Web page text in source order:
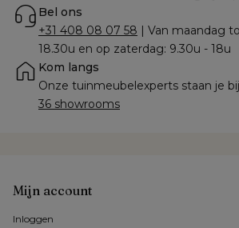
Bel ons
+31 408 08 07 58 | Van maandag
18.30u en op zaterdag: 9.30u - 18u
Kom langs
36 showrooms
Mijn account
Inloggen